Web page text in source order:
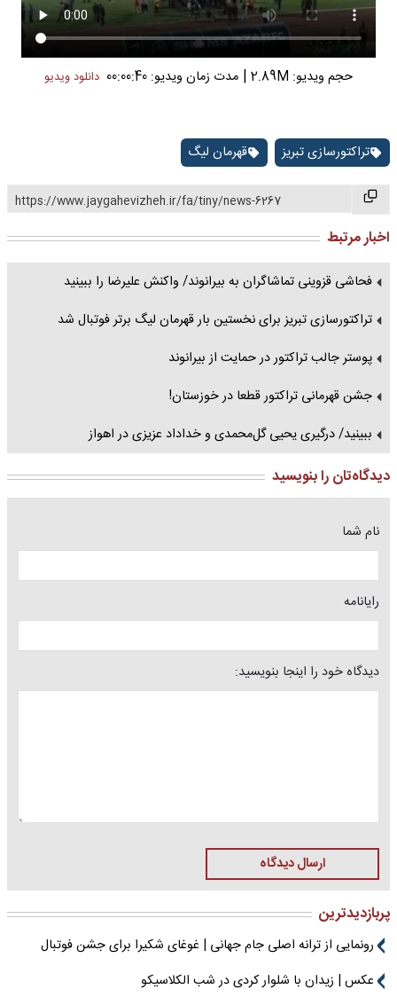
حجم ویدیو: 2.89M | مدت زمان ویدیو: 00:00:40 دانلود ویدیو
تراکتورسازی تبریز قهرمان لیگ
https://www.jaygahevizheh.ir/fa/tiny/news-6267
اخبار مرتبط
فحاشی قزوینی تماشاگران به بیرانوند/ واکنش علیرضا را ببینید
تراکتورسازی تبریز برای نخستین بار قهرمان لیگ برتر فوتبال شد
پوستر جالب تراکتور در حمایت از بیرانوند
جشن قهرمانی تراکتور قطعا در خوزستان!
ببینید/ درگیری یحیی گل‌محمدی و خداداد عزیزی در اهواز
دیدگاه‌تان را بنویسید
نام شما
رایانامه
دیدگاه خود را اینجا بنویسید:
ارسال دیدگاه
پربازدیدترین
رونمایی از ترانه اصلی جام جهانی | غوغای شکیرا برای جشن فوتبال
عکس | زیدان با شلوار کردی در شب الکلاسیکو